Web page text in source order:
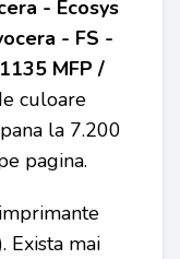
- Ecosys
- FS -
MFP /
culoare
la 7.200
pagina.
imprimante
Exista mai